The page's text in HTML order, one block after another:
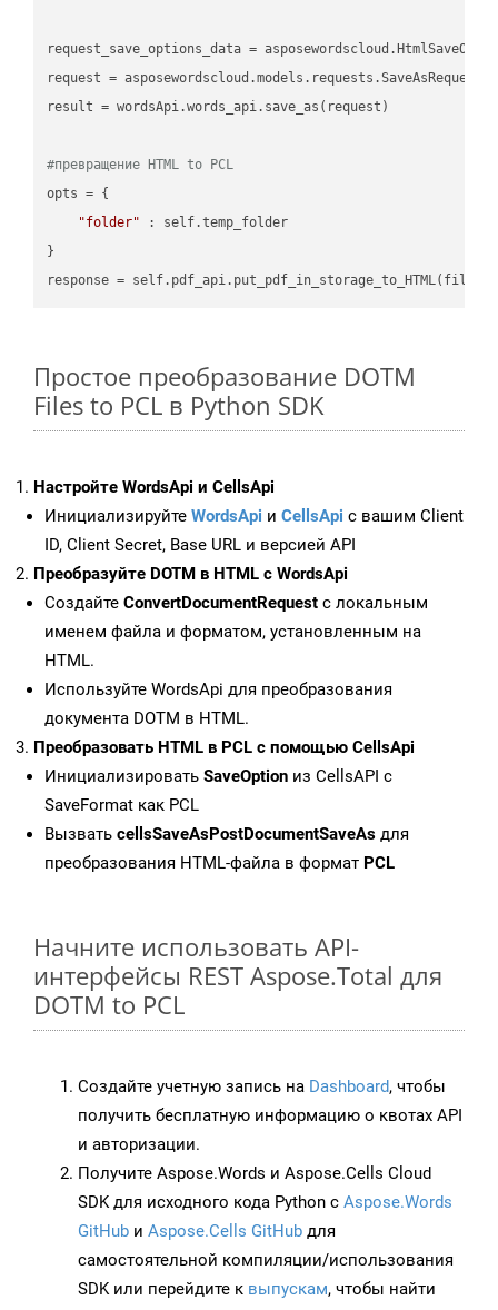
request_save_options_data =
request =
result = wordsApi.words_api.save_as(request)
#превращение HTML to PCL
opts = {
"folder" : self.temp_folder
}
Простое преобразование DOTM
Files to PCL в Python SDK
Настройте WordsApi и CellsApi
Инициализируйте WordsApi и CellsApi с вашим Client
ID, Client Secret, Base URL и версией API
Преобразуйте DOTM в HTML с WordsApi
Создайте ConvertDocumentRequest с локальным
именем файла и форматом, установленным на
HTML.
Используйте WordsApi для преобразования
документа DOTM в HTML.
Преобразовать HTML в PCL с помощью CellsApi
Инициализировать SaveOption из CellsAPI с
SaveFormat как PCL
Вызвать cellsSaveAsPostDocumentSaveAs для
преобразования HTML-файла в формат PCL
Начните использовать API-
интерфейсы REST Aspose.Total для
DOTM to PCL
Создайте учетную запись на Dashboard, чтобы
получить бесплатную информацию о квотах API
и авторизации.
Получите Aspose.Words и Aspose.Cells Cloud
SDK для исходного кода Python с Aspose.Words
GitHub и Aspose.Cells GitHub для
самостоятельной компиляции/использования
SDK или перейдите к выпускам, чтобы найти